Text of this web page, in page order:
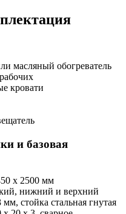
масляный обогреватель
кровати
и базовая
х 2500 мм
нижний и верхний
стойка стальная гнутая